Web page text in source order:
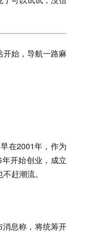
开始，导航一路麻
在2001年，作为
开始创业，成立
赶潮流。
消息称，将统筹开